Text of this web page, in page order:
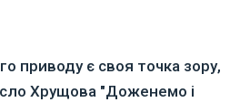
приводу є своя точка зору,
Хрущова "Доженемо і